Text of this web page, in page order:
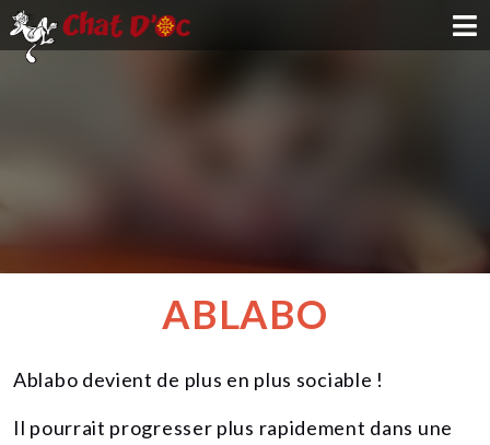
NOUS SOUTENIR
CONTACT
ABLABO
Ablabo devient de plus en plus sociable !
Il pourrait progresser plus rapidement dans une